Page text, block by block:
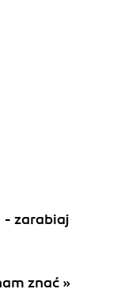
- zarabiaj
znać »